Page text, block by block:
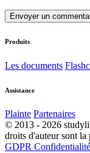
Envoyer un
Produits
Les documents
Assistance
Plainte Partenaires
© 2013 - 2026
droits d'auteur sont la
GDPR Confidentialité